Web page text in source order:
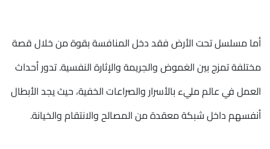
أما مسلسل تحت الأرض فقد دخل المنافسة بقوة من خلال قصة
مختلفة تمزج بين الغموض والجريمة والإثارة النفسية. تدور أحداث
العمل في عالم مليء بالأسرار والصراعات الخفية، حيث يجد الأبطال
أنفسهم داخل شبكة معقدة من المصالح والانتقام والخيانة.